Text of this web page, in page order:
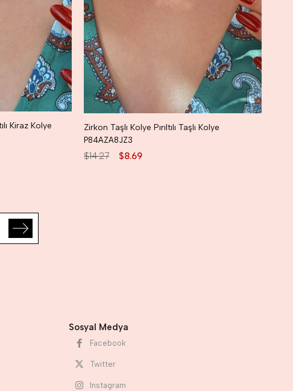
Kiraz Kolye Zirkon Taşlı Kolye Pırıltılı Taşlı Kolye
P84AZA8JZ3
$8.69
$14.27
Sosyal Medya
Facebook
Twitter
Instagram